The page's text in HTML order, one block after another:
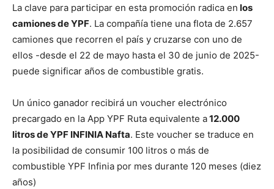
La clave para participar en esta promoción radica en los
camiones de YPF. La compañía tiene una flota de 2.657
camiones que recorren el país y cruzarse con uno de
ellos -desde el 22 de mayo hasta el 30 de junio de 2025-
puede significar años de combustible gratis.
Un único ganador recibirá un voucher electrónico
precargado en la App YPF Ruta equivalente a12.000
litros de YPF INFINIA Nafta. Este voucher se traduce en
la posibilidad de consumir 100 litros o más de
combustible YPF Infinia por mes durante 120 meses (diez
años)